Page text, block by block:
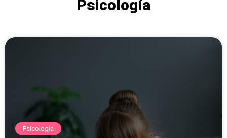
Psicología
Psicología